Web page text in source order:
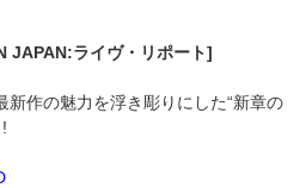
JAPAN:ライヴ・リポート]
作の魅力を浮き彫りにした“新章の